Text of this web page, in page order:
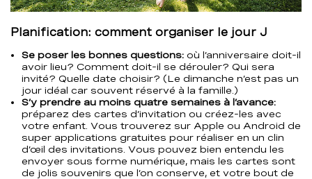
Planification: comment organiser le jour J
Se poser les bonnes questions: où l’anniversaire doit-il
avoir lieu? Comment doit-il se dérouler? Qui sera
invité? Quelle date choisir? (Le dimanche n’est pas un
jour idéal car souvent réservé à la famille.)
S’y prendre au moins quatre semaines à l’avance:
préparez des cartes d’invitation ou créez-les avec
votre enfant. Vous trouverez sur Apple ou Android de
super applications gratuites pour réaliser en un clin
d’œil des invitations. Vous pouvez bien entendu les
envoyer sous forme numérique, mais les cartes sont
de jolis souvenirs que l’on conserve, et votre bout de